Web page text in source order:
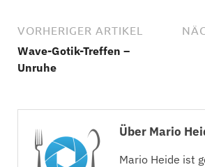
VORHERIGER ARTIKEL
Wave-Gotik-Treffen –
Unruhe
Über Mario
Mario Heide ist